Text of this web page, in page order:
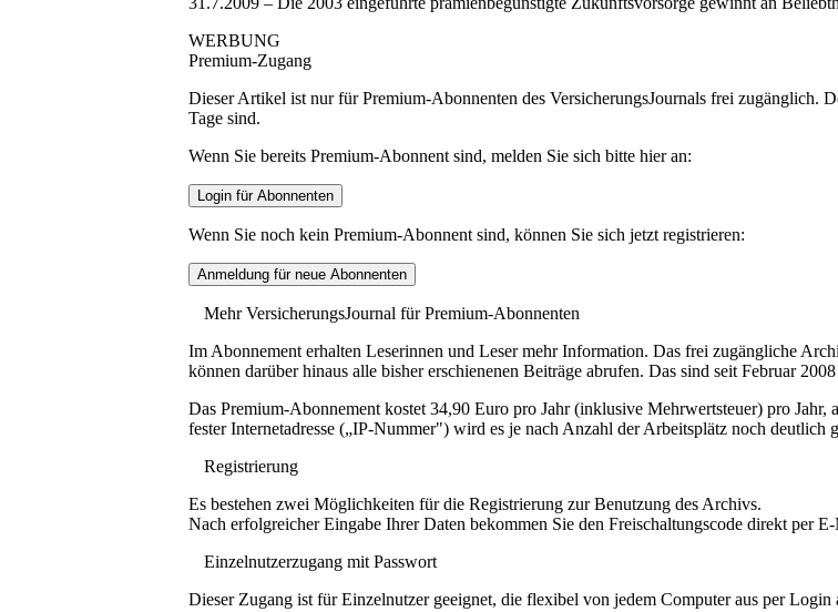
WERBUNG
Premium-Zugang
Dieser Artikel ist nur für Premium-Abonnenten des VersicherungsJournals frei
Tage sind.
Wenn Sie bereits Premium-Abonnent sind, melden Sie sich bitte hier an:
Wenn Sie noch kein Premium-Abonnent sind, können Sie sich jetzt registrieren:
Mehr VersicherungsJournal für Premium-Abonnenten
Im Abonnement erhalten Leserinnen und Leser mehr Information. Das frei zugängliche
können darüber hinaus alle bisher erschienenen Beiträge abrufen. Das sind seit Februar
Das Premium-Abonnement kostet 34,90 Euro pro Jahr (inklusive Mehrwertsteuer) pro
fester Internetadresse („IP-Nummer") wird es je nach Anzahl der Arbeitsplätz noch deutlich
Registrierung
Es bestehen zwei Möglichkeiten für die Registrierung zur Benutzung des Archivs.
Nach erfolgreicher Eingabe Ihrer Daten bekommen Sie den Freischaltungscode direkt per
Einzelnutzerzugang mit Passwort
Dieser Zugang ist für Einzelnutzer geeignet, die flexibel von jedem Computer aus per